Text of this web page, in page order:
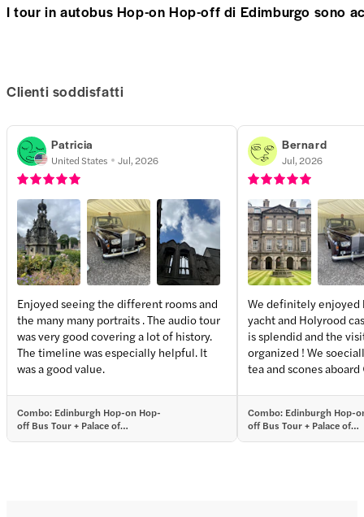
I tour in autobus Hop-on Hop-off di Edimburgo sono
Clienti soddisfatti
Patricia
United States Jul, 2026
+3more
Enjoyed seeing the different rooms and
the many many portraits . The audio tour
was very good covering a lot of history.
The timeline was especially helpful. It
was a good value.
Combo: Edinburgh Hop-on Hop-
off Bus Tour + Palace of
Bernard
Jul, 2026
We definitely enjoyed
yacht and Holyrood
is splendid and the
organized ! We
tea and scones aboard
among English and
Combo: Edinburgh Hop-
off Bus Tour + Palace of